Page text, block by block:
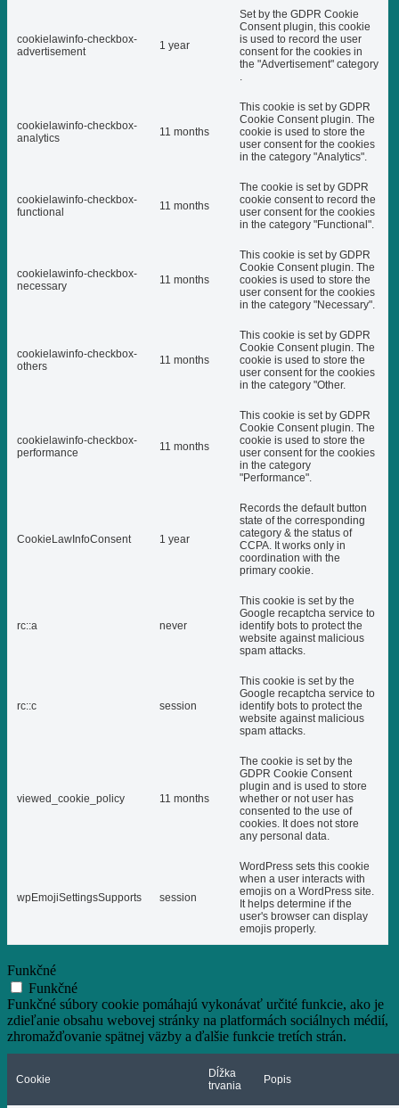
cookielawinfo-checkbox-
advertisement
1 year
Set by the GDPR Cookie
Consent plugin, this cookie
is used to record the user
consent for the cookies in
the "Advertisement" category
cookielawinfo-checkbox-
analytics
11 months
This cookie is set by GDPR
Cookie Consent plugin. The
cookie is used to store the
user consent for the cookies
in the category "Analytics".
cookielawinfo-checkbox-
functional
11 months
The cookie is set by GDPR
cookie consent to record the
user consent for the cookies
in the category "Functional".
cookielawinfo-checkbox-
necessary
11 months
This cookie is set by GDPR
Cookie Consent plugin. The
cookies is used to store the
user consent for the cookies
in the category "Necessary".
cookielawinfo-checkbox-
others
11 months
This cookie is set by GDPR
Cookie Consent plugin. The
cookie is used to store the
user consent for the cookies
in the category "Other.
cookielawinfo-checkbox-
performance
11 months
This cookie is set by GDPR
Cookie Consent plugin. The
cookie is used to store the
user consent for the cookies
in the category
"Performance".
CookieLawInfoConsent 1 year
Records the default button
state of the corresponding
category & the status of
CCPA. It works only in
coordination with the
primary cookie.
rc::a never
This cookie is set by the
Google recaptcha service to
identify bots to protect the
website against malicious
spam attacks.
rc::c session
This cookie is set by the
Google recaptcha service to
identify bots to protect the
website against malicious
spam attacks.
viewed_cookie_policy 11 months
The cookie is set by the
GDPR Cookie Consent
plugin and is used to store
whether or not user has
consented to the use of
cookies. It does not store
any personal data.
wpEmojiSettingsSupports session
WordPress sets this cookie
when a user interacts with
emojis on a WordPress site.
It helps determine if the
user's browser can display
emojis properly.
Funkčné
Funkčné
Funkčné súbory cookie pomáhajú vykonávať určité funkcie, ako je
zdieľanie obsahu webovej stránky na platformách sociálnych médií,
zhromažďovanie spätnej väzby a ďalšie funkcie tretích strán.
Cookie
Dĺžka
trvania
Popis